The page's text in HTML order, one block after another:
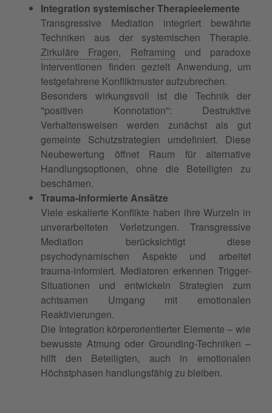
Integration systemischer Therapieelemente
Transgressive Mediation integriert bewährte
Techniken aus der systemischen Therapie.
Zirkuläre Fragen, Reframing und paradoxe
Interventionen finden gezielt Anwendung, um
festgefahrene Konfliktmuster aufzubrechen.
Besonders wirkungsvoll ist die Technik der
"positiven Konnotation": Destruktive
Verhaltensweisen werden zunächst als gut
gemeinte Schutzstrategien umdefiniert. Diese
Neubewertung öffnet Raum für alternative
Handlungsoptionen, ohne die Beteiligten zu
beschämen.
Trauma-informierte Ansätze
Viele eskalierte Konflikte haben ihre Wurzeln in
unverarbeiteten Verletzungen. Transgressive
Mediation berücksichtigt diese
psychodynamischen Aspekte und arbeitet
trauma-informiert. Mediatoren erkennen Trigger-
Situationen und entwickeln Strategien zum
achtsamen Umgang mit emotionalen
Reaktivierungen.
Die Integration körperorientierter Elemente – wie
bewusste Atmung oder Grounding-Techniken –
hilft den Beteiligten, auch in emotionalen
Höchstphasen handlungsfähig zu bleiben.